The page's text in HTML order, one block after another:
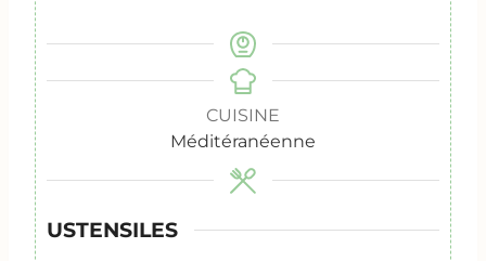
CUISINE
Méditéranéenne
USTENSILES